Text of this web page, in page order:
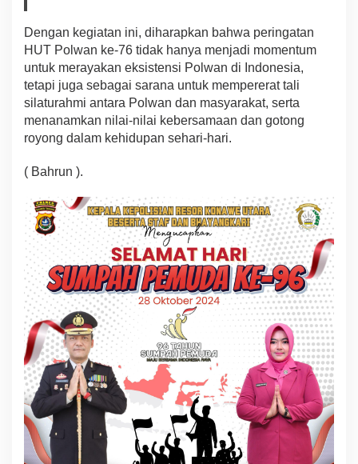
Dengan kegiatan ini, diharapkan bahwa peringatan
HUT Polwan ke-76 tidak hanya menjadi momentum
untuk merayakan eksistensi Polwan di Indonesia,
tetapi juga sebagai sarana untuk mempererat tali
silaturahmi antara Polwan dan masyarakat, serta
menanamkan nilai-nilai kebersamaan dan gotong
royong dalam kehidupan sehari-hari.
( Bahrun ).